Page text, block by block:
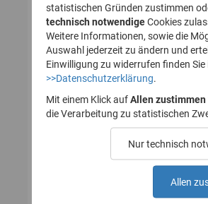
(Registrierung):
1.
des
bestätigen
statistischen Gründen zustimmen
technisch notwendigeCookies
Weitere Informationen, sowie die
Auswahl jederzeit zu ändern und
Einwilligung zu widerrufen finden Sie
>>Datenschutzerklärung
Mit einem Klick auf Allen zustimmen
die Verarbeitung zu statistischen
Nur technisch
Allen